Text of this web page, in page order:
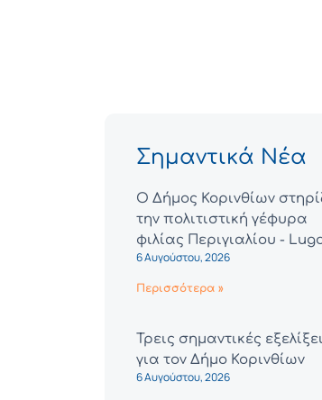
Σημαντικά Νέα
Ο Δήμος Κορινθίων
την πολιτιστική γέφυρα
φιλίας Περιγιαλίου -
6 Αυγούστου, 2026
Περισσότερα »
Τρεις σημαντικές
για τον Δήμο Κορινθίων
6 Αυγούστου, 2026